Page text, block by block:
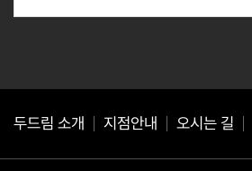
두드림 소개 지점안내 오시는 길